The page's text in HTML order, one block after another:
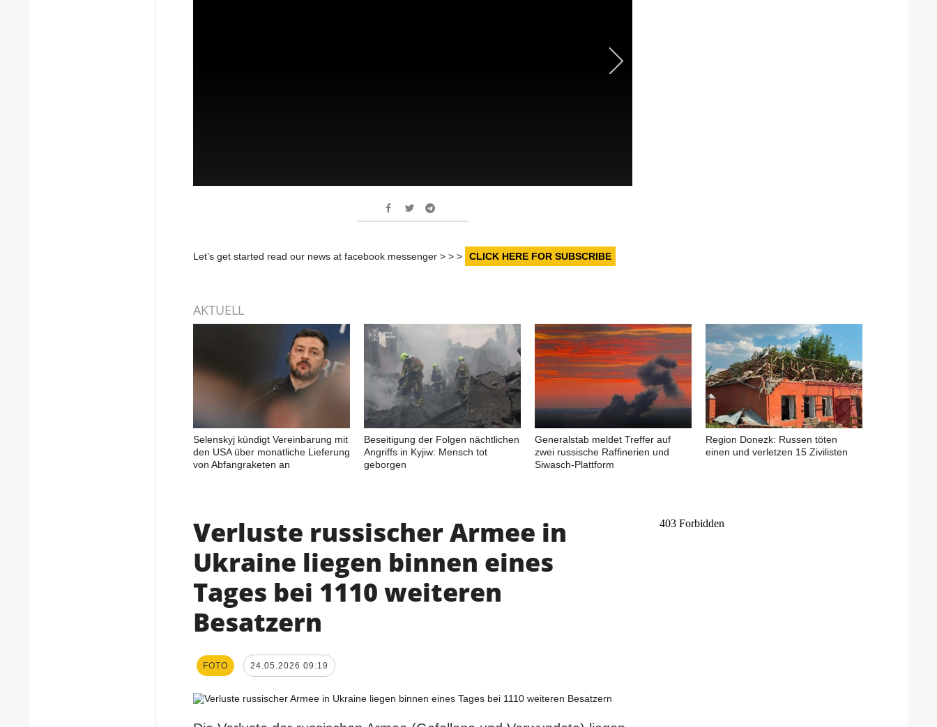
Let’s get started read our news at facebook messenger > > > CLICK HERE FOR SUBSCRIBE
AKTUELL
Selenskyj kündigt Vereinbarung mit
den USA über monatliche Lieferung
von Abfangraketen an
Beseitigung der Folgen nächtlichen
Angriffs in Kyjiw: Mensch tot
geborgen
Generalstab meldet Treffer auf
zwei russische Raffinerien und
Siwasch-Plattform
Region Donezk: Russen töten
einen und verletzen 15 Zivilisten
Verluste russischer Armee in
Ukraine liegen binnen eines
Tages bei 1110 weiteren
Besatzern
FOTO 24.05.2026 09:19